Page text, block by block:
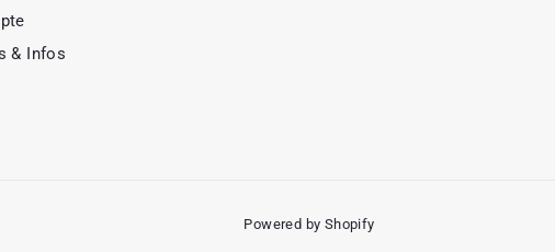
& Infos
Powered by Shopify